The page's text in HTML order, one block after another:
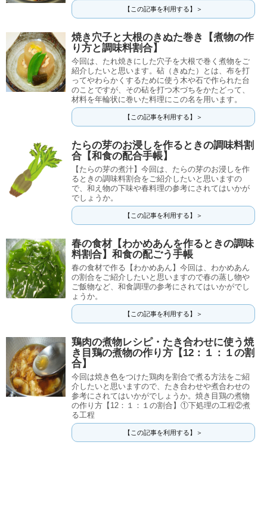
【この記事を利用する】＞
焼き穴子と大根のきぬた巻き【煮物の作
り方と調味料割合】
今回は、たれ焼きにした穴子を大根で巻く煮物をご
紹介したいと思います。砧（きぬた）とは、布を打
ってやわらかくするために使う木や石で作られた台
のことですが、その砧を打つ木づちをかたどって、
材料を年輪状に巻いた料理にこの名を用います。
【この記事を利用する】＞
たらの芽のお浸しを作るときの調味料割
合【和食の配合手帳】
【たらの芽の煮汁】今回は、たらの芽のお浸しを作
るときの調味料割合をご紹介したいと思いますの
で、和え物の下味や春料理の参考にされてはいかが
でしょうか。
【この記事を利用する】＞
春の食材【わかめあんを作るときの調味
料割合】和食の配ごう手帳
春の食材で作る【わかめあん】今回は、わかめあん
の割合をご紹介したいと思いますので春の蒸し物や
ご飯物など、和食調理の参考にされてはいかがでし
ょうか。
【この記事を利用する】＞
鶏肉の煮物レシピ・たき合わせに使う焼
き目鶏の煮物の作り方【12：１：１の割
合】
今回は焼き色をつけた鶏肉を割合で煮る方法をご紹
介したいと思いますので、たき合わせや煮合わせの
参考にされてはいかがでしょうか。焼き目鶏の煮物
の作り方【12：１：１の割合】①下処理の工程②煮
る工程
【この記事を利用する】＞